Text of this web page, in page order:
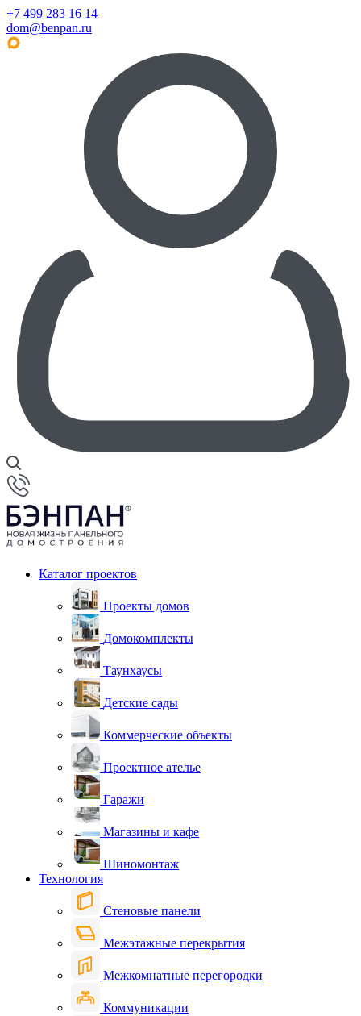
+7 499 283 16 14
dom@benpan.ru
Каталог проектов
Проекты домов
Домокомплекты
Таунхаусы
Детские сады
Коммерческие объекты
Проектное ателье
Гаражи
Магазины и кафе
Шиномонтаж
Технология
Стеновые панели
Межэтажные перекрытия
Межкомнатные перегородки
Коммуникации